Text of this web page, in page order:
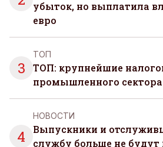
убыток, но выплатила
евро
3
ТОП
ТОП: крупнейшие
промышленного сектора
4
НОВОСТИ
Выпускники и
службу больше не будут